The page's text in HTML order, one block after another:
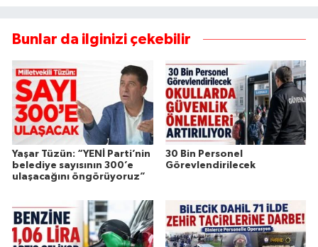
Bunlar da ilginizi çekebilir
Yaşar Tüzün: “YENİ Parti’nin
belediye sayısının 300’e
ulaşacağını öngörüyoruz”
30 Bin Personel
Görevlendirilecek